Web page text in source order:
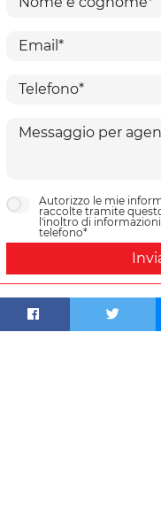
Autorizzo le mie
raccolte tramite
l'inoltro di
telefono*